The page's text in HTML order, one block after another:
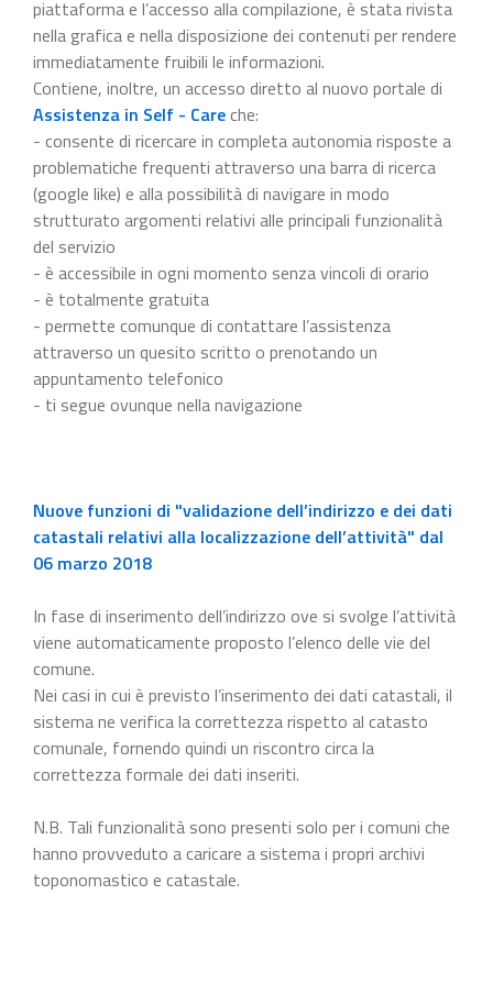
piattaforma e l’accesso alla compilazione, è stata rivista
nella grafica e nella disposizione dei contenuti per rendere
immediatamente fruibili le informazioni.
Contiene, inoltre, un accesso diretto al nuovo portale di
Assistenza in Self - Careche:
- consente di ricercare in completa autonomia risposte a
problematiche frequenti attraverso una barra di ricerca
(google like) e alla possibilità di navigare in modo
strutturato argomenti relativi alle principali funzionalità
del servizio
- è accessibile in ogni momento senza vincoli di orario
- è totalmente gratuita
- permette comunque di contattare l’assistenza
attraverso un quesito scritto o prenotando un
appuntamento telefonico
- ti segue ovunque nella navigazione
Nuove funzioni di "validazione dell’indirizzo e dei dati
catastali relativi alla localizzazione dell’attività" dal
06 marzo 2018
In fase di inserimento dell’indirizzo ove si svolge l’attività
viene automaticamente proposto l’elenco delle vie del
comune.
Nei casi in cui è previsto l’inserimento dei dati catastali, il
sistema ne verifica la correttezza rispetto al catasto
comunale, fornendo quindi un riscontro circa la
correttezza formale dei dati inseriti.
N.B. Tali funzionalità sono presenti solo per i comuni che
hanno provveduto a caricare a sistema i propri archivi
toponomastico e catastale.